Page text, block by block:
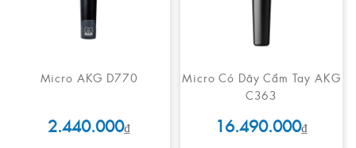
Micro AKG D770
2.440.000₫
Micro Có Dây Cầm Tay AKG
C363
16.490.000₫